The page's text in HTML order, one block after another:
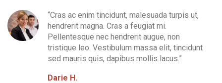
Contact Info
“Cras ac enim tincidunt, malesuada turpis ut,
hendrerit magna. Cras a feugiat mi.
Pellentesque nec hendrerit augue, non
tristique leo. Vestibulum massa elit, tincidunt
sed mauris quis, dapibus mollis lacus.”
Darie H.